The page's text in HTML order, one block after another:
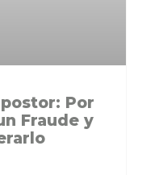
Por
Fraude y